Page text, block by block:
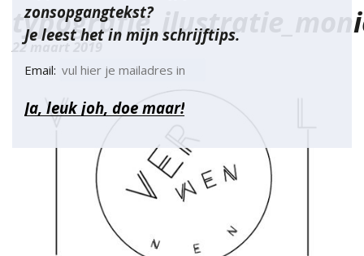
zonsopgangtekst?
Je leest het in mijn schrijftips.
Email:
22 maart 2019